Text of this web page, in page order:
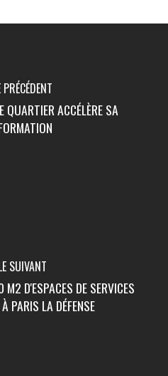
ACCÉLÈRE SA
SUIVANT
D'ESPACES DE SERVICES
PARIS LA DÉFENSE